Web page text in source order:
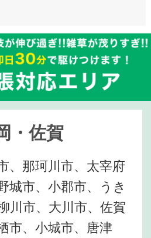
・佐賀
、那珂川市、太宰府
城市、小郡市、うき
川市、大川市、佐賀
市、小城市、唐津